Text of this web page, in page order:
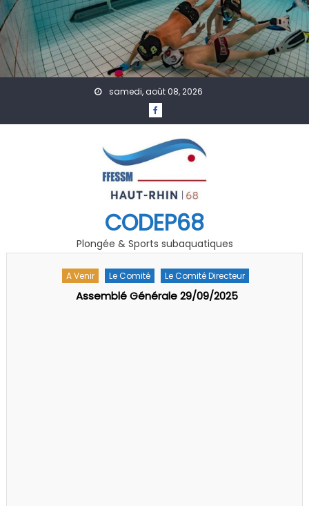
Skip to content
samedi, août 08, 2026
CODEP68
Plongée & Sports subaquatiques
A Venir Accueil Actualités
Rencontre Régionale « Jeunes » Grand EST FFESSM